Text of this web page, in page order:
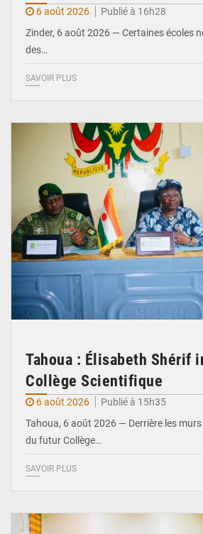
6 août 2026
Publié à 16h28
Zinder, 6 août 2026 — Certaines écoles
des…
SAVOIR PLUS
Tahoua : Élisabeth Shérif
Collège Scientifique
6 août 2026
Publié à 15h35
Tahoua, 6 août 2026 — Derrière les
du futur Collège…
SAVOIR PLUS